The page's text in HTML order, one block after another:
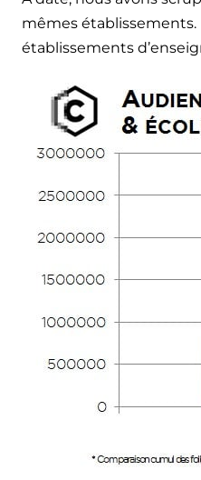
mêmes établissements.
établissements